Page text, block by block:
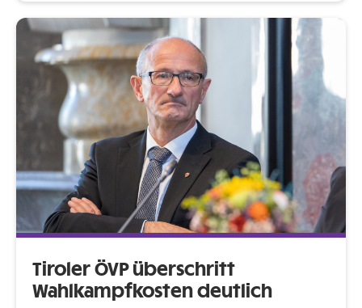
Tiroler ÖVP überschritt
Wahlkampfkosten deutlich